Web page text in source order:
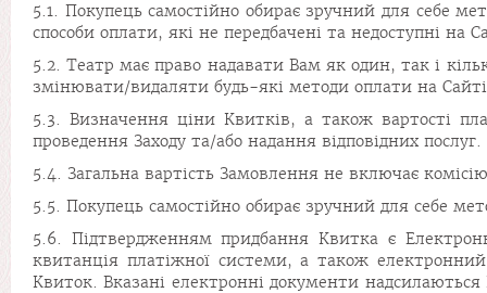
5.1. Покупець самостійно обирає зручний для себе
способи оплати, які не передбачені та недоступні
5.2. Театр має право надавати Вам як один, так і
змінювати/видаляти будь-які методи оплати на
5.3. Визначення ціни Квитків, а також вартості
проведення Заходу та/або надання відповідних послуг.
5.4. Загальна вартість Замовлення не включає
5.5. Покупець самостійно обирає зручний для себе
5.6. Підтвердженням придбання Квитка є
квитанція платіжної системи, а також
Квиток. Вказані електронні документи